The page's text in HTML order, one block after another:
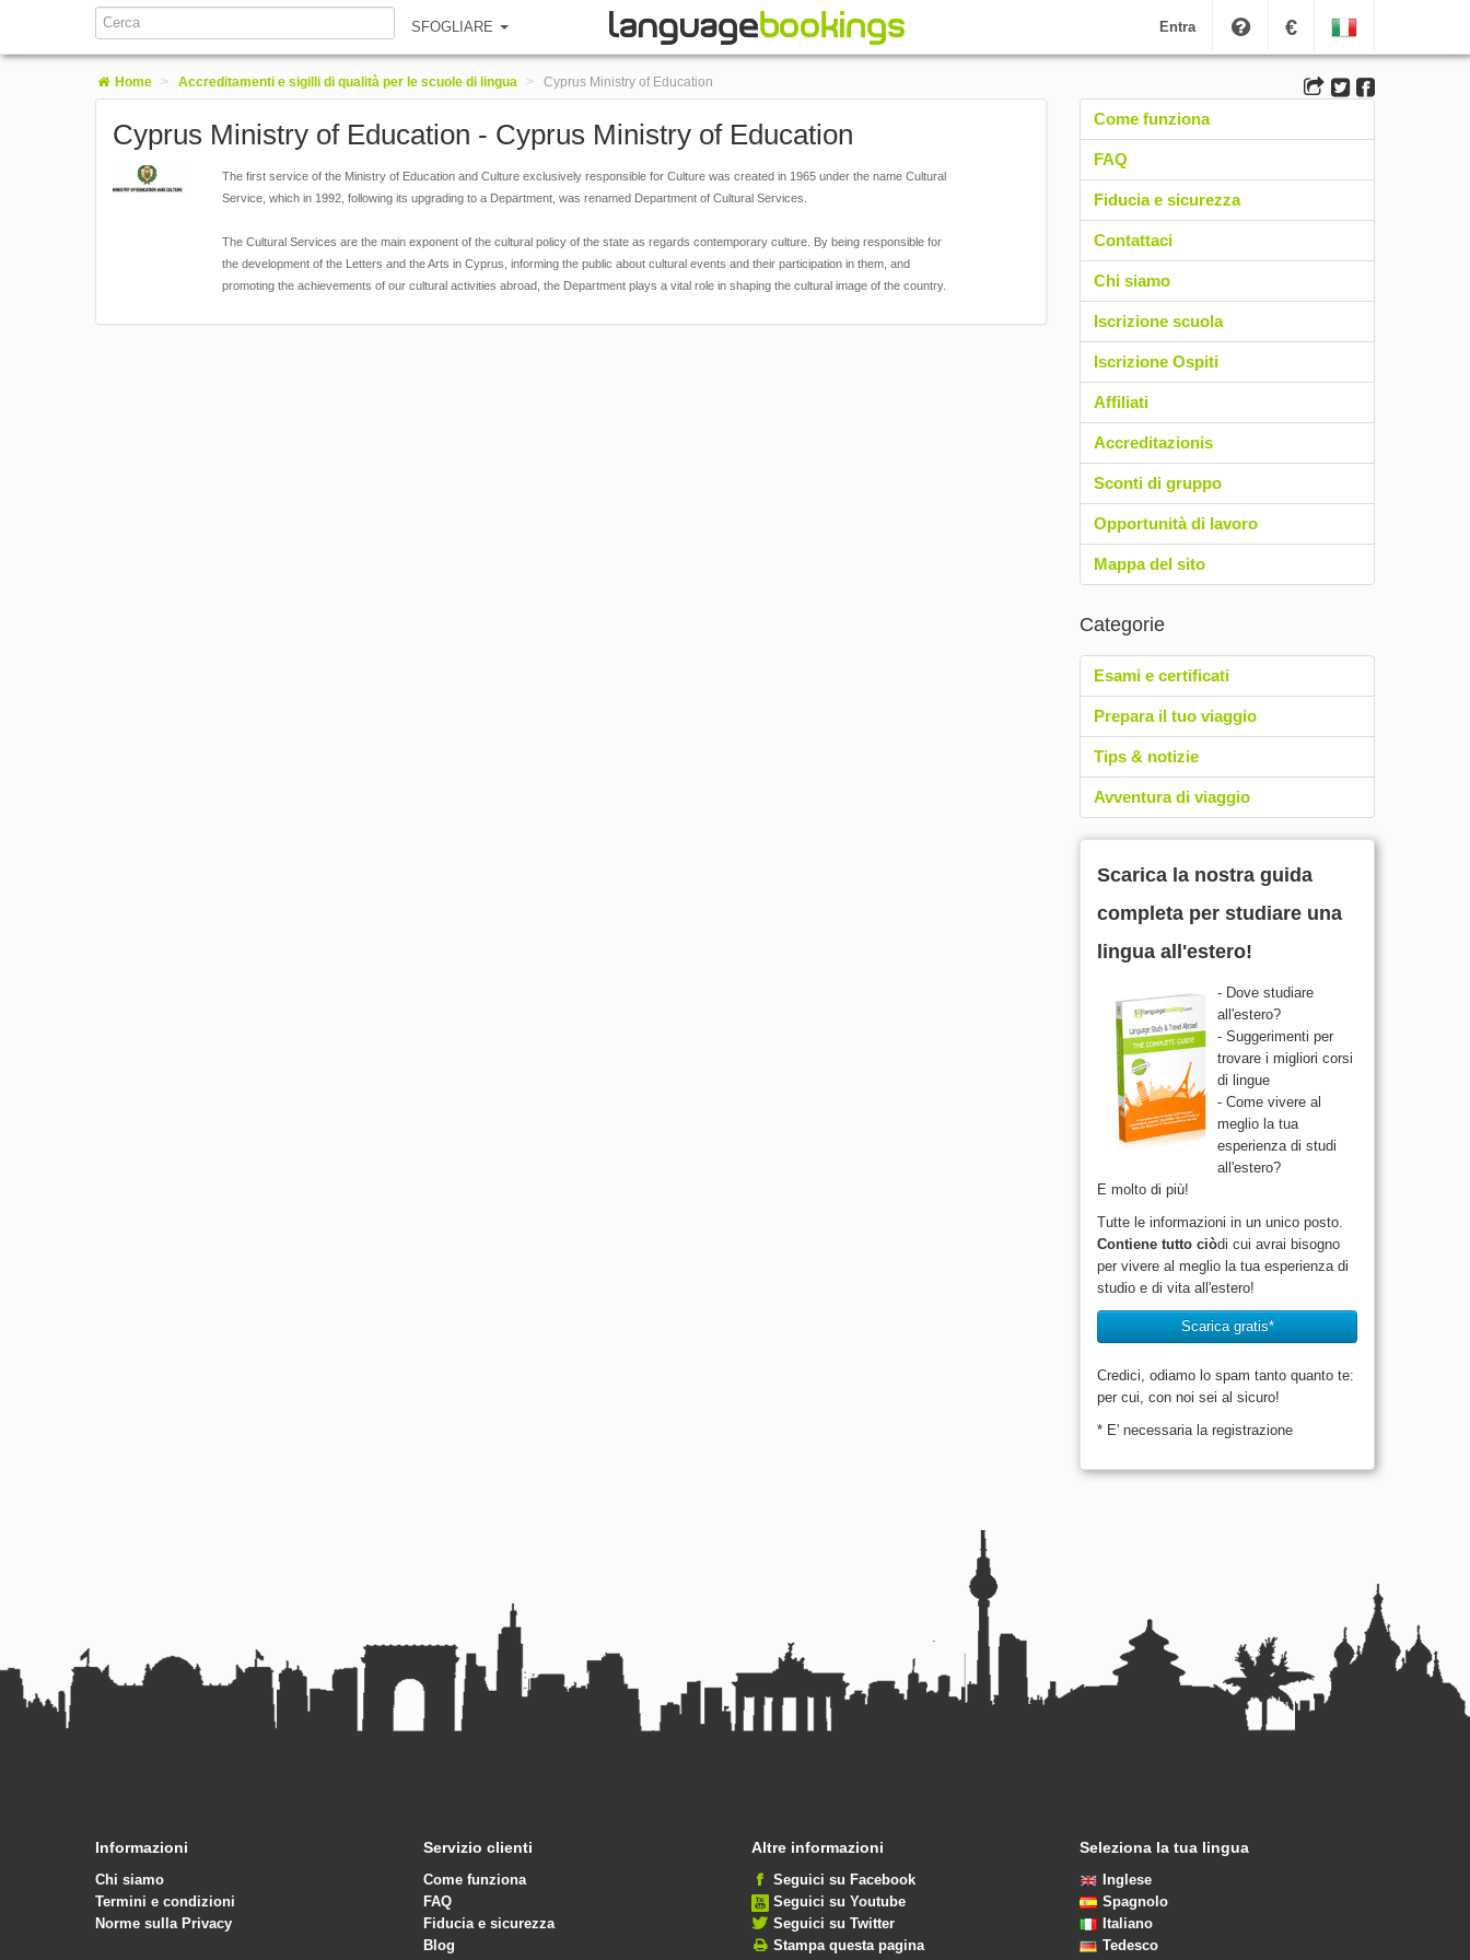
SFOGLIARE Entra €
Home > Accreditamenti e sigilli di qualità per le scuole di lingua > Cyprus Ministry of Education
Cyprus Ministry of Education - Cyprus Ministry of Education
The first service of the Ministry of Education and Culture exclusively responsible for Culture was created in 1965 under the name Cultural
Service, which in 1992, following its upgrading to a Department, was renamed Department of Cultural Services.
The Cultural Services are the main exponent of the cultural policy of the state as regards contemporary culture. By being responsible for
the development of the Letters and the Arts in Cyprus, informing the public about cultural events and their participation in them, and
promoting the achievements of our cultural activities abroad, the Department plays a vital role in shaping the cultural image of the country.
Come funziona
FAQ
Fiducia e sicurezza
Contattaci
Chi siamo
Iscrizione scuola
Iscrizione Ospiti
Affiliati
Accreditazionis
Sconti di gruppo
Opportunità di lavoro
Mappa del sito
Categorie
Esami e certificati
Prepara il tuo viaggio
Tips & notizie
Avventura di viaggio
Scarica la nostra guida
completa per studiare una
lingua all'estero!
- Dove studiare
all'estero?
- Suggerimenti per
trovare i migliori corsi
di lingue
- Come vivere al
meglio la tua
esperienza di studi
all'estero?
E molto di più!
Tutte le informazioni in un unico posto.
Contiene tutto ciòdi cui avrai bisogno
per vivere al meglio la tua esperienza di
studio e di vita all'estero!
Scarica gratis*
Credici, odiamo lo spam tanto quanto te:
per cui, con noi sei al sicuro!
* E' necessaria la registrazione
Informazioni
Chi siamo
Termini e condizioni
Norme sulla Privacy
Servizio clienti
Come funziona
FAQ
Fiducia e sicurezza
Blog
Altre informazioni
Seguici su Facebook
Seguici su Youtube
Seguici su Twitter
Stampa questa pagina
Seleziona la tua lingua
Inglese
Spagnolo
Italiano
Tedesco